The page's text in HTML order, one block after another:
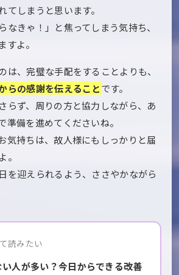
てしまうと思います。
なきゃ！」と焦ってしまう気持ち、
すよ。
は、完璧な手配をすることよりも、
らの感謝を伝えることです。
らず、周りの方と協力しながら、あ
準備を進めてくださいね。
気持ちは、故人様にもしっかりと届
。
を迎えられるよう、ささやかながら
読みたい
人が多い？今日からできる改善